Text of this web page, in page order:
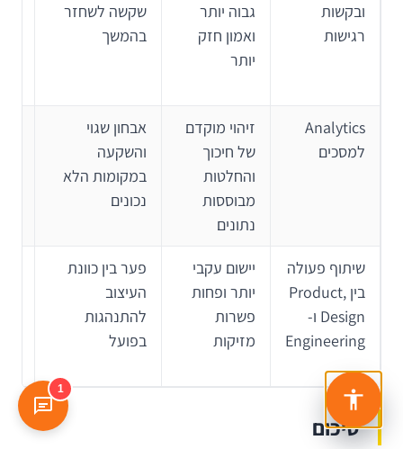
ובקשות
רגישות
גבוה יותר
ואמון חזק
יותר
שקשה לשחזר
בהמשך
Analytics
למסכים
זיהוי מוקדם
של חיכוך
והחלטות
מבוססות
נתונים
אבחון שגוי
והשקעה
במקומות הלא
נכונים
שיתוף פעולה
בין Product,
Design ו-
Engineering
יישום עקבי
יותר ופחות
פשרות
מזיקות
פער בין כוונת
העיצוב
להתנהגות
בפועל
סיכום
1